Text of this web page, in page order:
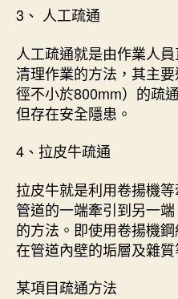
3、 人工疏通
人工疏通就是由作業人
清理作業的方法，其主
徑不小於800mm）的疏
但存在安全隱患。
4、拉皮牛疏通
拉皮牛就是利用卷揚機
管道的一端牽引到另一
的方法。即使用卷揚機
在管道內壁的垢層及雜質
某項目疏通方法